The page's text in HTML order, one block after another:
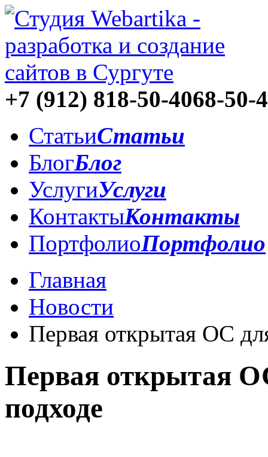
+7 (912) 818-50-4068-50-
СтатьиСтатьи
БлогБлог
УслугиУслуги
КонтактыКонтакты
ПортфолиоПортфолио
Главная
Новости
Первая открытая ОС
Первая открытая
подходе